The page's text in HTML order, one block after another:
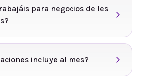
para negocios de les
incluye al mes?